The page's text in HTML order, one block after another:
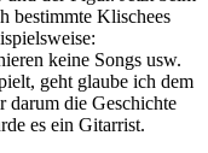
bestimmte Klischees
keine Songs usw.
geht glaube ich dem
darum die Geschichte
es ein Gitarrist.